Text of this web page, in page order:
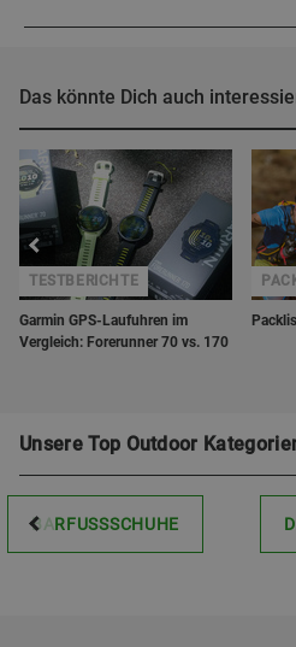
Das könnte Dich auch
Garmin GPS-Laufuhren im
Vergleich: Forerunner 70 vs. 170
TESTBERICHTE
Unsere Top Outdoor
BARFUSSSCHUHE